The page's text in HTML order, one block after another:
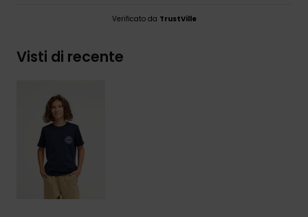
Verificato da TrustVille
Visti di recente